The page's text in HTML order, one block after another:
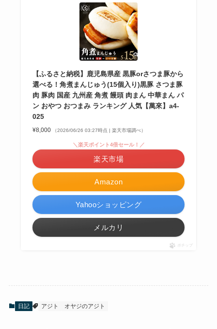
【ふるさと納税】鹿児島県産 黒豚orさつま豚から
選べる！角煮まんじゅう(15個入り)黒豚 さつま豚
肉 豚肉 国産 九州産 角煮 饅頭 肉まん 中華まん パ
ン おやつ おつまみ ランキング 人気【萬來】a4-
025
¥8,000 （2026/06/26 03:27時点 | 楽天市場調べ）
Amazon
＼楽天ポイント4倍セール！／
楽天市場
Yahooショッピング
メルカリ
ポチップ
日記 アジト オヤジのアジト